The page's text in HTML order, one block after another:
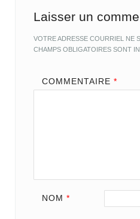
Laisser un
VOTRE ADRESSE COURRIEL NE
CHAMPS OBLIGATOIRES SONT
COMMENTAIRE *
NOM *